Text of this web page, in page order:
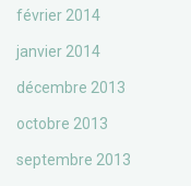
février 2014
janvier 2014
décembre 2013
octobre 2013
septembre 2013